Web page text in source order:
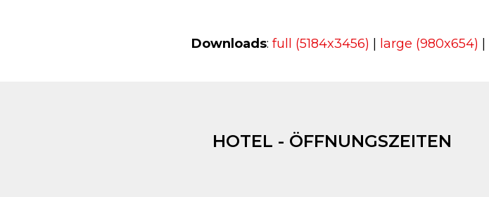
Downloads: full (5184x3456) | large (980x654) |
HOTEL - ÖFFNUNGSZEITEN